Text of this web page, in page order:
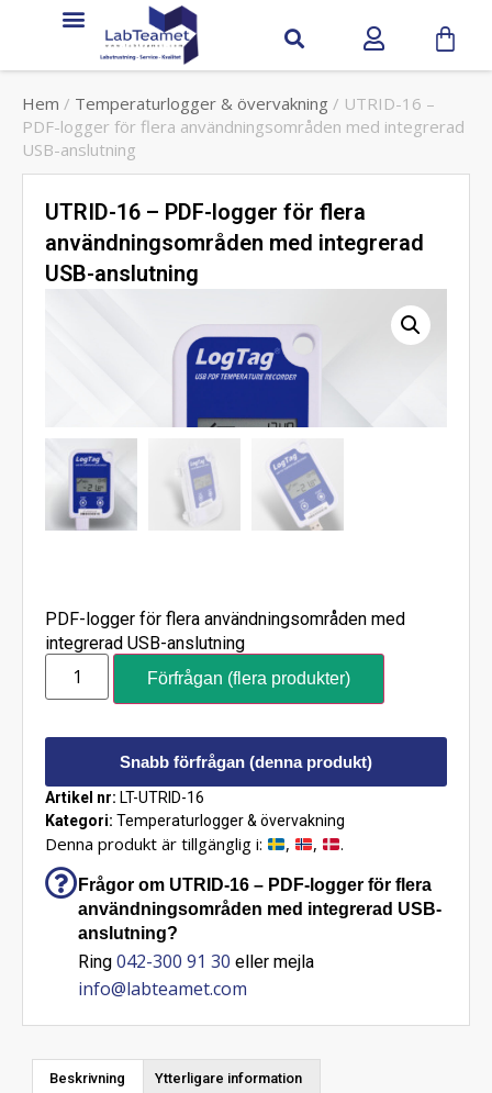
Hem / Temperaturlogger & övervakning / UTRID-16 –
PDF-logger för flera användningsområden med integrerad
USB-anslutning
UTRID-16 – PDF-logger för flera
användningsområden med integrerad
USB-anslutning
PDF-logger för flera användningsområden med
integrerad USB-anslutning
Förfrågan (flera produkter)
Snabb förfrågan (denna produkt)
Artikel nr: LT-UTRID-16
Kategori: Temperaturlogger & övervakning
Denna produkt är tillgänglig i: , , .
Frågor om UTRID-16 – PDF-logger för flera
användningsområden med integrerad USB-
anslutning?
Ring 042-300 91 30 eller mejla
info@labteamet.com
Beskrivning Ytterligare information